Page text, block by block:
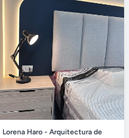
Lorena Haro - Arquitectura de